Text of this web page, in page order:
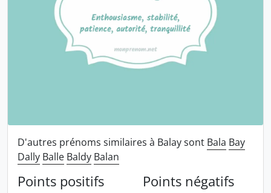
D'autres prénoms similaires à Balay sont Bala Bay
Dally Balle Baldy Balan
Points positifs Points négatifs